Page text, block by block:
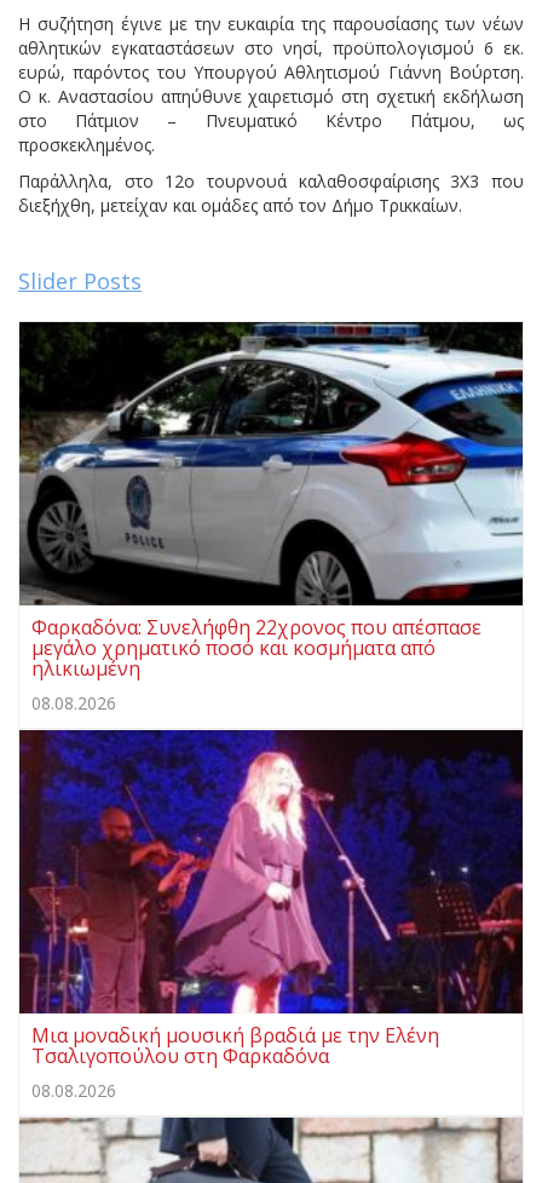
Η συζήτηση έγινε με την ευκαιρία της παρουσίασης των νέων
αθλητικών εγκαταστάσεων στο νησί, προϋπολογισμού 6 εκ.
ευρώ, παρόντος του Υπουργού Αθλητισμού Γιάννη Βούρτση.
Ο κ. Αναστασίου απηύθυνε χαιρετισμό στη σχετική εκδήλωση
στο Πάτμιον – Πνευματικό Κέντρο Πάτμου, ως
προσκεκλημένος.
Παράλληλα, στο 12ο τουρνουά καλαθοσφαίρισης 3Χ3 που
διεξήχθη, μετείχαν και ομάδες από τον Δήμο Τρικκαίων.
Slider Posts
Φαρκαδόνα: Συνελήφθη 22χρονος που απέσπασε
μεγάλο χρηματικό ποσό και κοσμήματα από
ηλικιωμένη
08.08.2026
Μια μοναδική μουσική βραδιά με την Ελένη
Τσαλιγοπούλου στη Φαρκαδόνα
08.08.2026